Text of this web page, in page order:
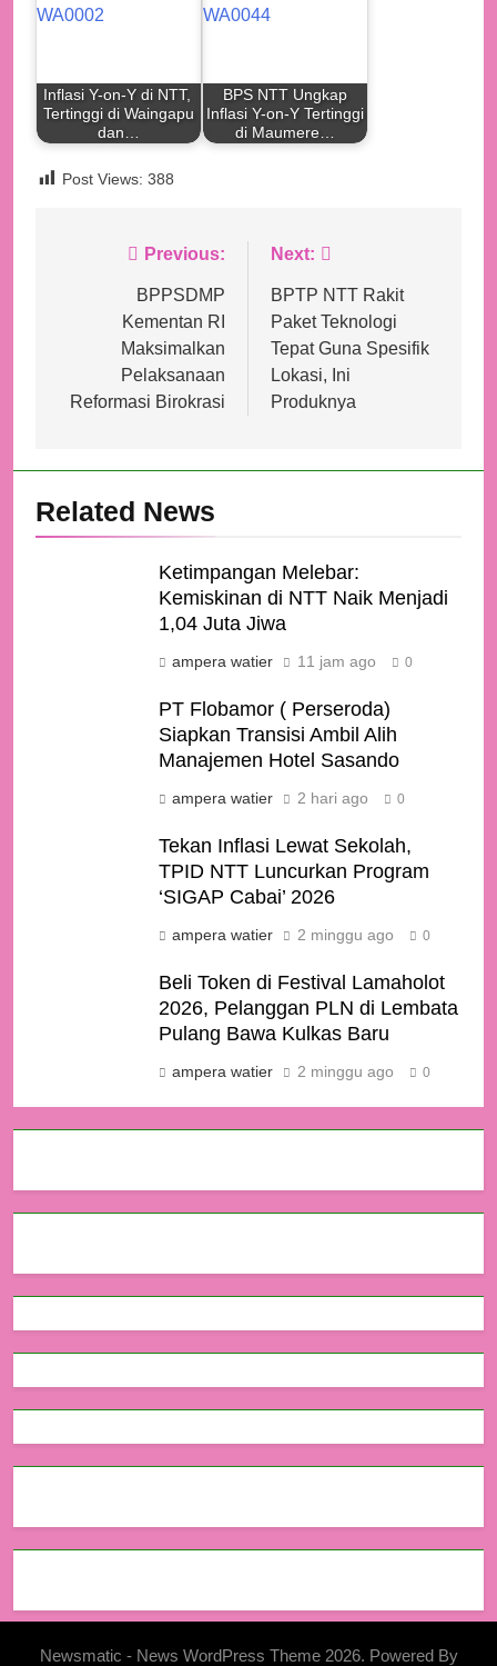
Inflasi Y-on-Y di NTT,
Tertinggi di Waingapu
dan…
BPS NTT Ungkap
Inflasi Y-on-Y Tertinggi
di Maumere…
Post Views: 388
NavigasiPrevious:
BPPSDMP
Kementan RI
Maksimalkan
Pelaksanaan
Reformasi Birokrasi
Next:
BPTP NTT Rakit
Paket Teknologi
Tepat Guna Spesifik
Lokasi, Ini
Produknya
Related News
Ketimpangan Melebar:
Kemiskinan di NTT Naik Menjadi
1,04 Juta Jiwa
ampera watier 11 jam ago 0
PT Flobamor ( Perseroda)
Siapkan Transisi Ambil Alih
Manajemen Hotel Sasando
ampera watier 2 hari ago 0
Tekan Inflasi Lewat Sekolah,
TPID NTT Luncurkan Program
‘SIGAP Cabai’ 2026
ampera watier 2 minggu ago 0
Beli Token di Festival Lamaholot
2026, Pelanggan PLN di Lembata
Pulang Bawa Kulkas Baru
ampera watier 2 minggu ago 0
Newsmatic - News WordPress Theme 2026. Powered By